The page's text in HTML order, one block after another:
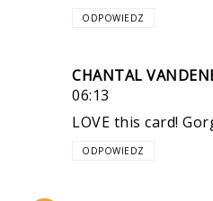
ODPOWIEDZ
CHANTAL
06:13
LOVE this card!
ODPOWIEDZ